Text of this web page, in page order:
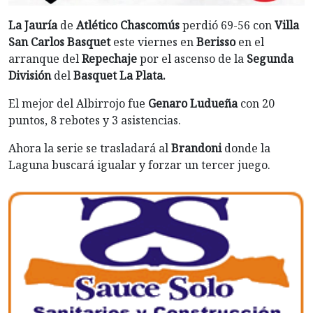
La Jauríade Atlético Chascomúsperdió 69-56 conVilla
San Carlos Basqueteste viernes enBerissoen el
arranque delRepechajepor el ascenso de la Segunda
DivisióndelBasquet La Plata.
El mejor del Albirrojo fue Genaro Ludueñacon 20
puntos, 8 rebotes y 3 asistencias.
Ahora la serie se trasladará alBrandonidonde la
Laguna buscará igualar y forzar un tercer juego.